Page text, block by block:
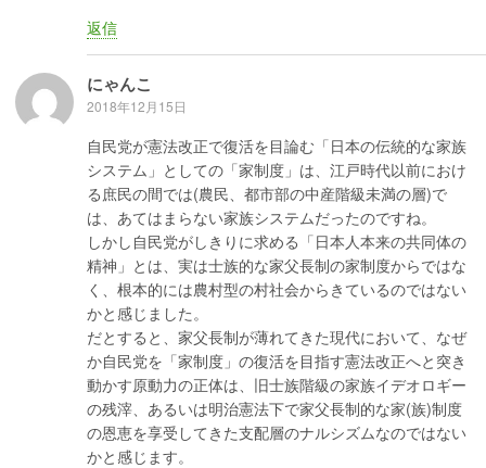
返信
にゃんこ
2018年12月15日
自民党が憲法改正で復活を目論む「日本の伝統的な家族
システム」としての「家制度」は、江戸時代以前におけ
る庶民の間では(農民、都市部の中産階級未満の層)で
は、あてはまらない家族システムだったのですね。
しかし自民党がしきりに求める「日本人本来の共同体の
精神」とは、実は士族的な家父長制の家制度からではな
く、根本的には農村型の村社会からきているのではない
かと感じました。
だとすると、家父長制が薄れてきた現代において、なぜ
か自民党を「家制度」の復活を目指す憲法改正へと突き
動かす原動力の正体は、旧士族階級の家族イデオロギー
の残滓、あるいは明治憲法下で家父長制的な家(族)制度
の恩恵を享受してきた支配層のナルシズムなのではない
かと感じます。